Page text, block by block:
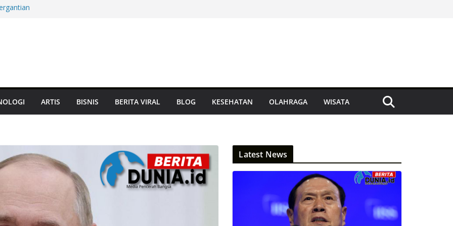
Mati, Aset
Panglima
hingga
Damai atau
ARTIS BISNIS BERITA VIRAL BLOG KESEHATAN OLAHRAGA WISATA
Latest News